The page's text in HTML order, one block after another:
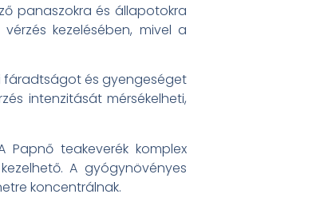
panaszokra és állapotokra
kezelésében, mivel a
fáradtságot és gyengeséget
intenzitását mérsékelheti,
Papnő teakeverék komplex
A gyógynövényes
koncentrálnak.